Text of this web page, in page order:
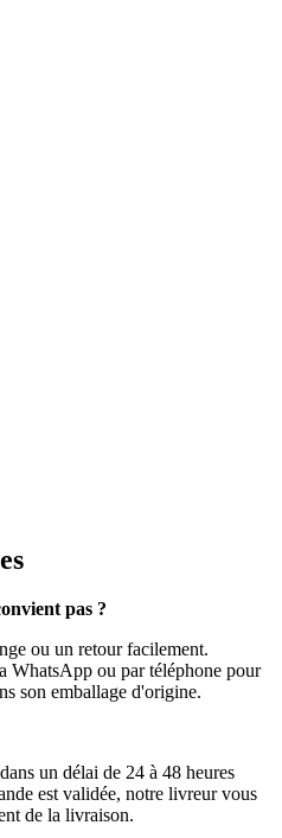
pas ?
ou un retour facilement.
WhatsApp ou par téléphone pour
son emballage d'origine.
un délai de 24 à 48 heures
est validée, notre livreur vous
de la livraison.